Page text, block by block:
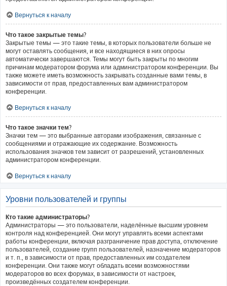
Вернуться к началу
Что такое закрытые темы?
Закрытые темы — это такие темы, в которых пользователи больше не
могут оставлять сообщения, и все находящиеся в них опросы
автоматически завершаются. Темы могут быть закрыты по многим
причинам модератором форума или администратором конференции. Вы
также можете иметь возможность закрывать созданные вами темы, в
зависимости от прав, предоставленных вам администратором
конференции.
Вернуться к началу
Что такое значки тем?
Значки тем — это выбранные авторами изображения, связанные с
сообщениями и отражающие их содержание. Возможность
использования значков тем зависит от разрешений, установленных
администратором конференции.
Вернуться к началу
Уровни пользователей и группы
Кто такие администраторы?
Администраторы — это пользователи, наделённые высшим уровнем
контроля над конференцией. Они могут управлять всеми аспектами
работы конференции, включая разграничение прав доступа, отключение
пользователей, создание групп пользователей, назначение модераторов
и т. п., в зависимости от прав, предоставленных им создателем
конференции. Они также могут обладать всеми возможностями
модераторов во всех форумах, в зависимости от настроек,
произведённых создателем конференции.